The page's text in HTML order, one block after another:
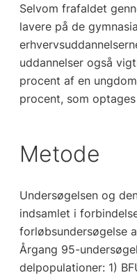
Selvom frafaldet
lavere på de
uddannelser også
procent af en
procent, som
Metode
Undersøgelsen og
indsamlet i
forløbsundersøgelse
Årgang 95-
delpopulationer: 1)